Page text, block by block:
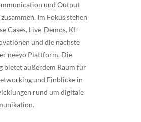
und Output
Im Fokus stehen
Cases, Live-Demos, KI-
und die nächste
neeyo Plattform. Die
bietet außerdem Raum für
und Einblicke in
rund um digitale